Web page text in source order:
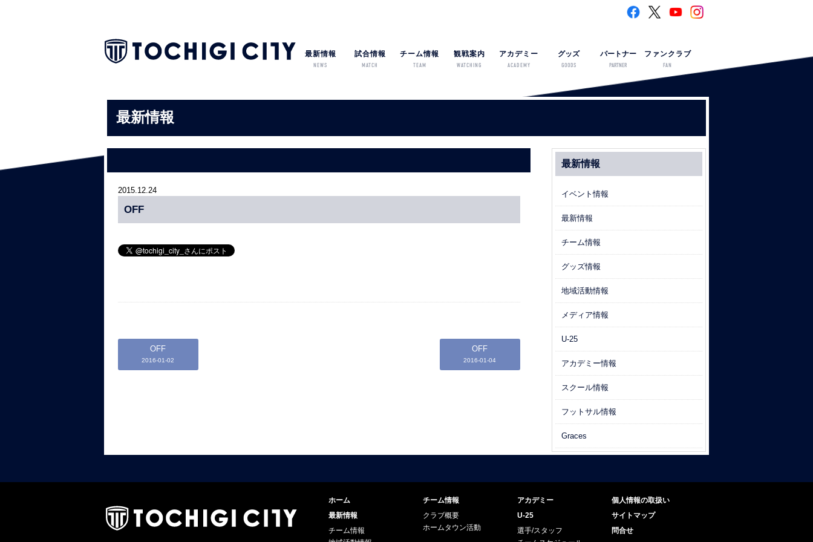
最新情報
NEWS
試合情報
MATCH
チーム情報
TEAM
観戦案内
WATCHING
アカデミー
ACADEMY
グッズ
GOODS
パートナー
PARTNER
ファンクラブ
FAN
最新情報
2015.12.24
OFF
OFF
2016-01-02
OFF
2016-01-04
最新情報
イベント情報
最新情報
チーム情報
グッズ情報
地域活動情報
メディア情報
U-25
アカデミー情報
スクール情報
フットサル情報
Graces
ホーム
最新情報
チーム情報
チーム情報
クラブ概要
ホームタウン活動
アカデミー
U-25
選手/スタッフ
個人情報の取扱い
サイトマップ
問合せ